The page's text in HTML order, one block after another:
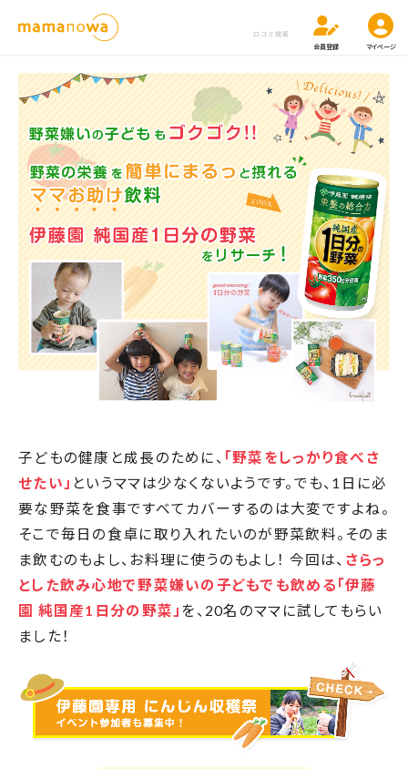
口コミ検索
会員登録
マイページ
子どもの健康と成長のために、 「野菜をしっかり食べさ
せたい」 というママは少なくないようです。でも、1日に必
要な野菜を食事ですべてカバーするのは大変ですよね。
そこで毎日の食卓に取り入れたいのが野菜飲料。そのま
ま飲むのもよし、お料理に使うのもよし！ 今回は、 さらっ
とした飲み心地で野菜嫌いの子どもでも飲める「伊藤
園 純国産1日分の野菜」 を、20名のママに試してもらい
ました！